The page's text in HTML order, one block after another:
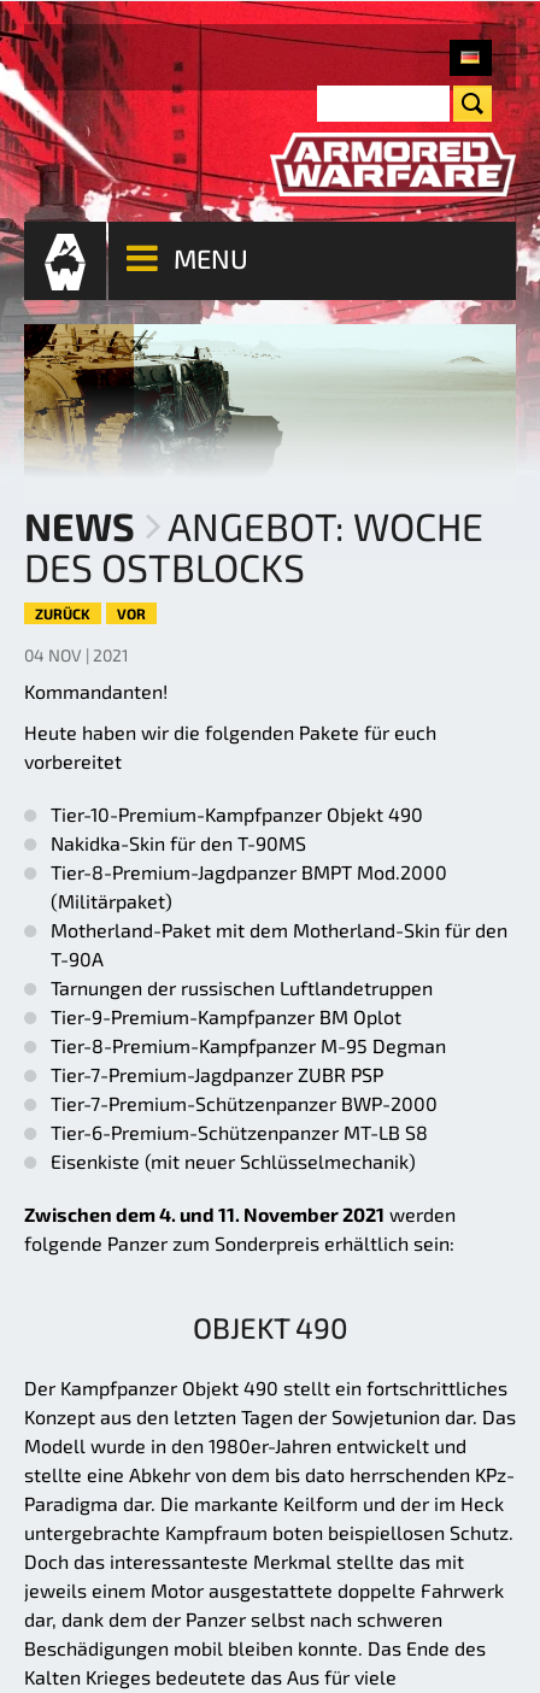
MENU
NEWS
ANGEBOT: WOCHE
DES OSTBLOCKS
ZURÜCK VOR
04 NOV | 2021
Kommandanten!
Heute haben wir die folgenden Pakete für euch
vorbereitet
Tier-10-Premium-Kampfpanzer Objekt 490
Nakidka-Skin für den T-90MS
Tier-8-Premium-Jagdpanzer BMPT Mod.2000
(Militärpaket)
Motherland-Paket mit dem Motherland-Skin für den
T-90A
Tarnungen der russischen Luftlandetruppen
Tier-9-Premium-Kampfpanzer BM Oplot
Tier-8-Premium-Kampfpanzer M-95 Degman
Tier-7-Premium-Jagdpanzer ZUBR PSP
Tier-7-Premium-Schützenpanzer BWP-2000
Tier-6-Premium-Schützenpanzer MT-LB S8
Eisenkiste (mit neuer Schlüsselmechanik)
Zwischen dem 4. und 11. November 2021 werden
folgende Panzer zum Sonderpreis erhältlich sein:
OBJEKT 490
Der Kampfpanzer Objekt 490 stellt ein fortschrittliches
Konzept aus den letzten Tagen der Sowjetunion dar. Das
Modell wurde in den 1980er-Jahren entwickelt und
stellte eine Abkehr von dem bis dato herrschenden KPz-
Paradigma dar. Die markante Keilform und der im Heck
untergebrachte Kampfraum boten beispiellosen Schutz.
Doch das interessanteste Merkmal stellte das mit
jeweils einem Motor ausgestattete doppelte Fahrwerk
dar, dank dem der Panzer selbst nach schweren
Beschädigungen mobil bleiben konnte. Das Ende des
Kalten Krieges bedeutete das Aus für viele